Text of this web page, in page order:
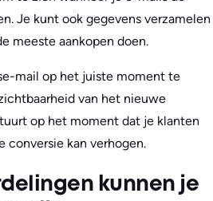
Je kunt ook gegevens verzamelen
meeste aankopen doen.
mail op het juiste moment te
van het nieuwe
op het moment dat je klanten
conversie kan verhogen.
kunnen je